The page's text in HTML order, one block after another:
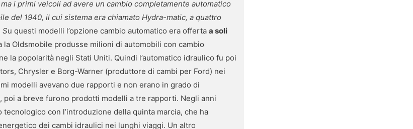
i primi veicoli ad avere un cambio completamente automatico
del 1940, il cui sistema era chiamato Hydra-matic, a quattro
Su questi modelli l’opzione cambio automatico era offerta a soli
la Oldsmobile produsse milioni di automobili con cambio
la popolarità negli Stati Uniti. Quindi l’automatico idraulico fu poi
Chrysler e Borg-Warner (produttore di cambi per Ford) nei
modelli avevano due rapporti e non erano in grado di
poi a breve furono prodotti modelli a tre rapporti. Negli anni
tecnologico con l’introduzione della quinta marcia, che ha
dei cambi idraulici nei lunghi viaggi. Un altro